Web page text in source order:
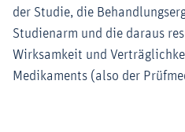
der Studie, die
Studienarm und die daraus
Wirksamkeit und
Medikaments (also der